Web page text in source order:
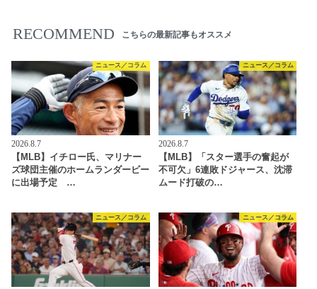
RECOMMEND こちらの最新記事もオススメ
ニュース／コラム
2026.8.7
【MLB】イチロー氏、マリナー
ズ球団主催のホームランダービー
に出場予定 …
ニュース／コラム
2026.8.7
【MLB】「スター選手の奮起が
不可欠」6連敗ドジャース、沈滞
ムード打破の…
ニュース／コラム ニュース／コラム